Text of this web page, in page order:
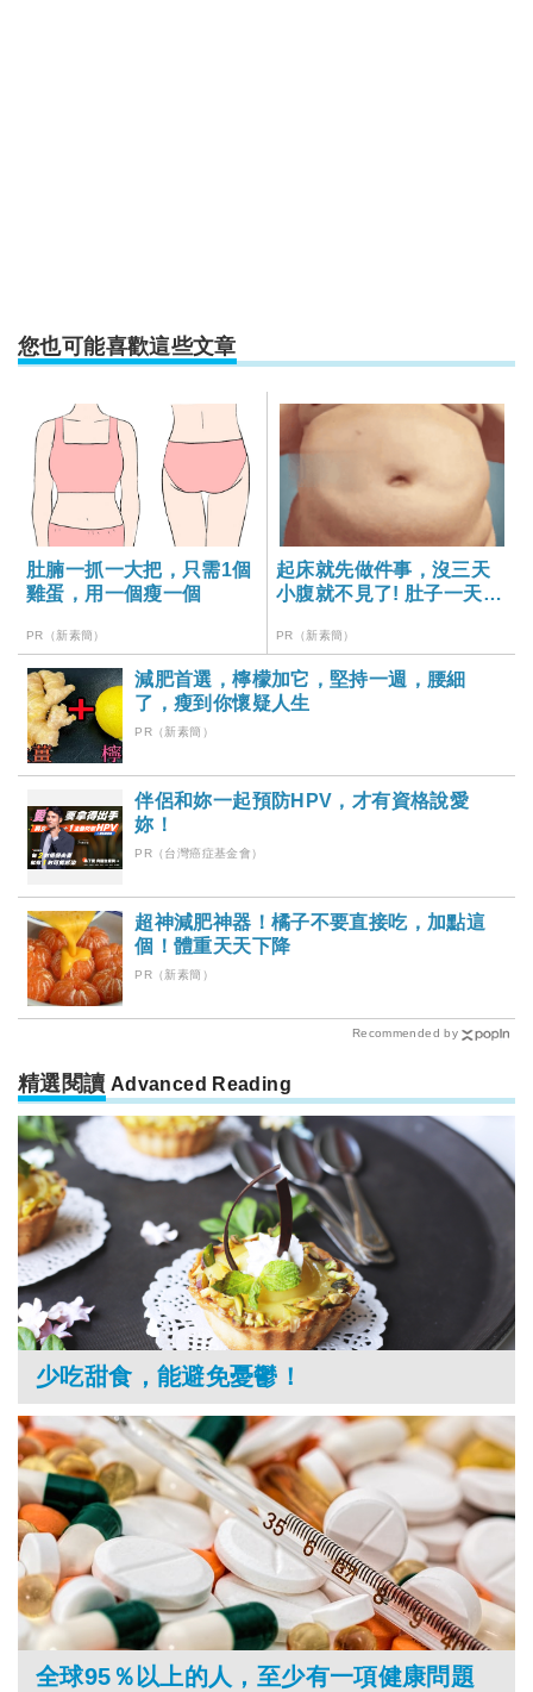
您也可能喜歡這些文章
肚腩一抓一大把，只需1個
雞蛋，用一個瘦一個
PR（新素簡）
起床就先做件事，沒三天
小腹就不見了! 肚子一天天
PR（新素簡）
減肥首選，檸檬加它，堅持一週，腰細
了，瘦到你懷疑人生
PR（新素簡）
伴侶和妳一起預防HPV，才有資格說愛
妳！
PR（台灣癌症基金會）
超神減肥神器！橘子不要直接吃，加點這
個！體重天天下降
PR（新素簡）
Recommended by
精選閱讀 Advanced Reading
少吃甜食，能避免憂鬱！
全球95％以上的人，至少有一項健康問題